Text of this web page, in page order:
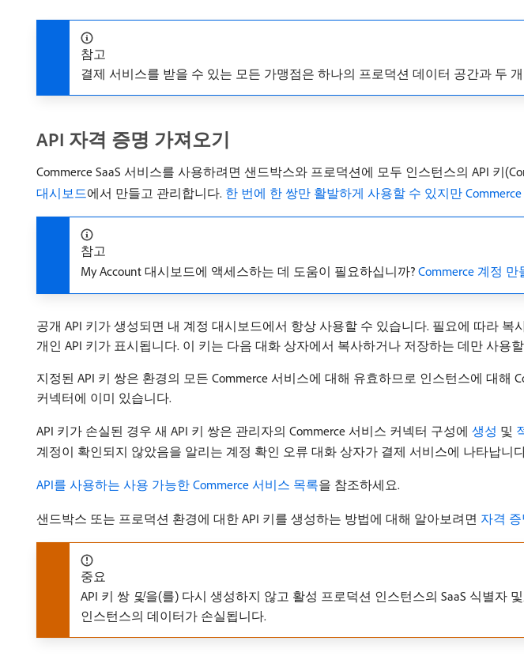
참고
결제 서비스를 받을 수 있는 모든 가맹점은 하나의 프로덕션 데이터 공간과 두
API 자격 증명 가져오기
Commerce SaaS 서비스를 사용하려면 샌드박스와 프로덕션에 모두 인스턴스의 API 키
대시보드에서 만들고 관리합니다. 한 번에 한 쌍만 활발하게 사용할 수 있지만
참고
My Account 대시보드에 액세스하는 데 도움이 필요하십니까? Commerce 계정 만
공개 API 키가 생성되면 내 계정 대시보드에서 항상 사용할 수 있습니다. 필요에 따라
개인 API 키가 표시됩니다. 이 키는 다음 대화 상자에서 복사하거나 저장하는 데만 사용
지정된 API 키 쌍은 환경의 모든 Commerce 서비스에 대해 유효하므로 인스턴스에 대해
커넥터에 이미 있습니다.
API 키가 손실된 경우 새 API 키 쌍은 관리자의 Commerce 서비스 커넥터 구성에 생성 및
계정이 확인되지 않았음을 알리는 계정 확인 오류 대화 상자가 결제 서비스에 나타납니
API를 사용하는 사용 가능한 Commerce 서비스 목록을 참조하세요.
샌드박스 또는 프로덕션 환경에 대한 API 키를 생성하는 방법에 대해 알아보려면 자격 증
중요
API 키 쌍 및을(를) 다시 생성하지 않고 활성 프로덕션 인스턴스의 SaaS 식별자
인스턴스의 데이터가 손실됩니다.